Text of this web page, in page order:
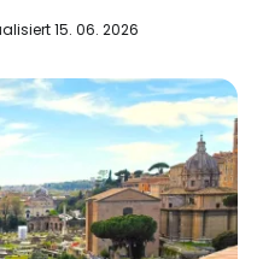
15. 06. 2026
Facebook
E-Mail